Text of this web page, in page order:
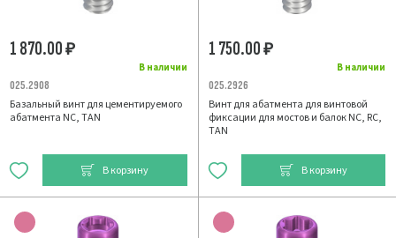
В наличии
1 870.00₽
025.2908
Базальный винт для цементируемого
абатмента NC, TAN
В корзину
В наличии
1 750.00₽
025.2926
Винт для абатмента для винтовой
фиксации для мостов и балок NC, RC,
TAN
В корзину